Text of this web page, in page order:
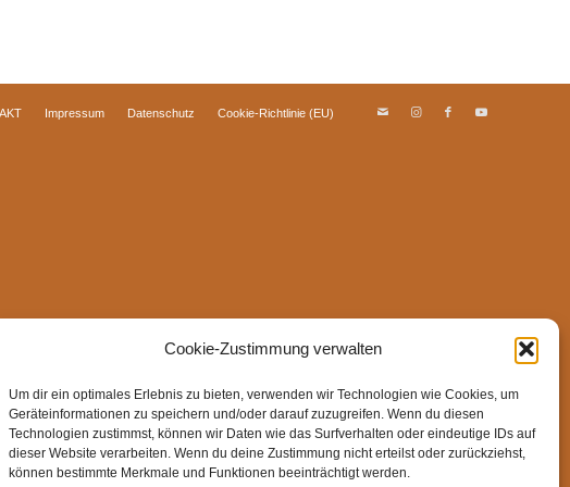
Cookie-Zustimmung verwalten
Um dir ein optimales Erlebnis zu bieten, verwenden wir Technologien wie Cookies, um
Geräteinformationen zu speichern und/oder darauf zuzugreifen. Wenn du diesen
Technologien zustimmst, können wir Daten wie das Surfverhalten oder eindeutige IDs auf
dieser Website verarbeiten. Wenn du deine Zustimmung nicht erteilst oder zurückziehst,
können bestimmte Merkmale und Funktionen beeinträchtigt werden.
Impressum Datenschutz Cookie-Richtlinie (EU)